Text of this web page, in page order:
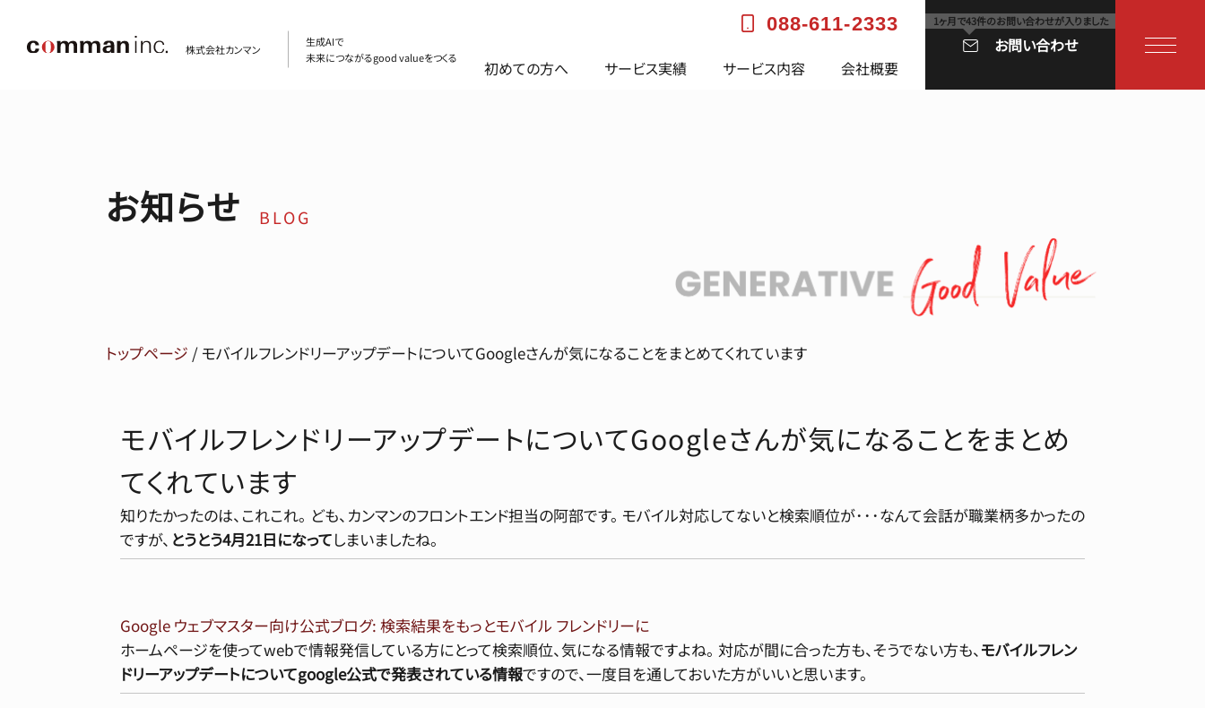
株式会社カンマン
生成AIで
未来につながるgood valueをつくる
088-611-2333
初めての方へ サービス実績 サービス内容 会社概要
お問い合わせ
お知らせ BLOG
トップページ / モバイルフレンドリーアップデートについてGoogleさんが気になることをまとめてくれています
モバイルフレンドリーアップデートについてGoogleさんが気になることをまとめ
てくれています
知りたかったのは、これこれ。 ども、カンマンのフロントエンド担当の阿部です。 モバイル対応してないと検索順位が･･･なんて会話が職業柄多かったの
ですが、 とうとう4月21日になってしまいましたね。
Google ウェブマスター向け公式ブログ: 検索結果をもっとモバイル フレンドリーに
ホームページを使ってwebで情報発信している方にとって検索順位、気になる情報ですよね。 対応が間に合った方も、そうでない方も、モバイルフレン
ドリーアップデートについてgoogle公式で発表されている情報ですので、一度目を通しておいた方がいいと思います。